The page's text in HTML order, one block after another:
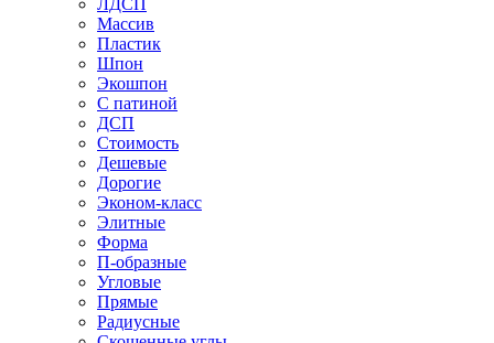
ЛДСП
Массив
Пластик
Шпон
Экошпон
С патиной
ДСП
Стоимость
Дешевые
Дорогие
Эконом-класс
Элитные
Форма
П-образные
Угловые
Прямые
Радиусные